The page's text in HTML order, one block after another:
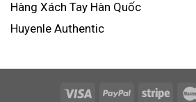
Hàng Xách Tay Hàn Quốc
Huyenle Authentic